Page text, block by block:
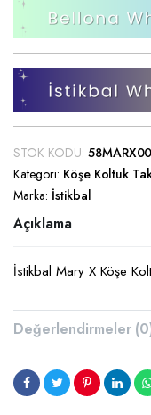
STOK KODU:
Kategori: Köşe Koltuk
Marka: İstikbal
Açıklama
İstikbal Mary X Köşe
Değerlendirmeler